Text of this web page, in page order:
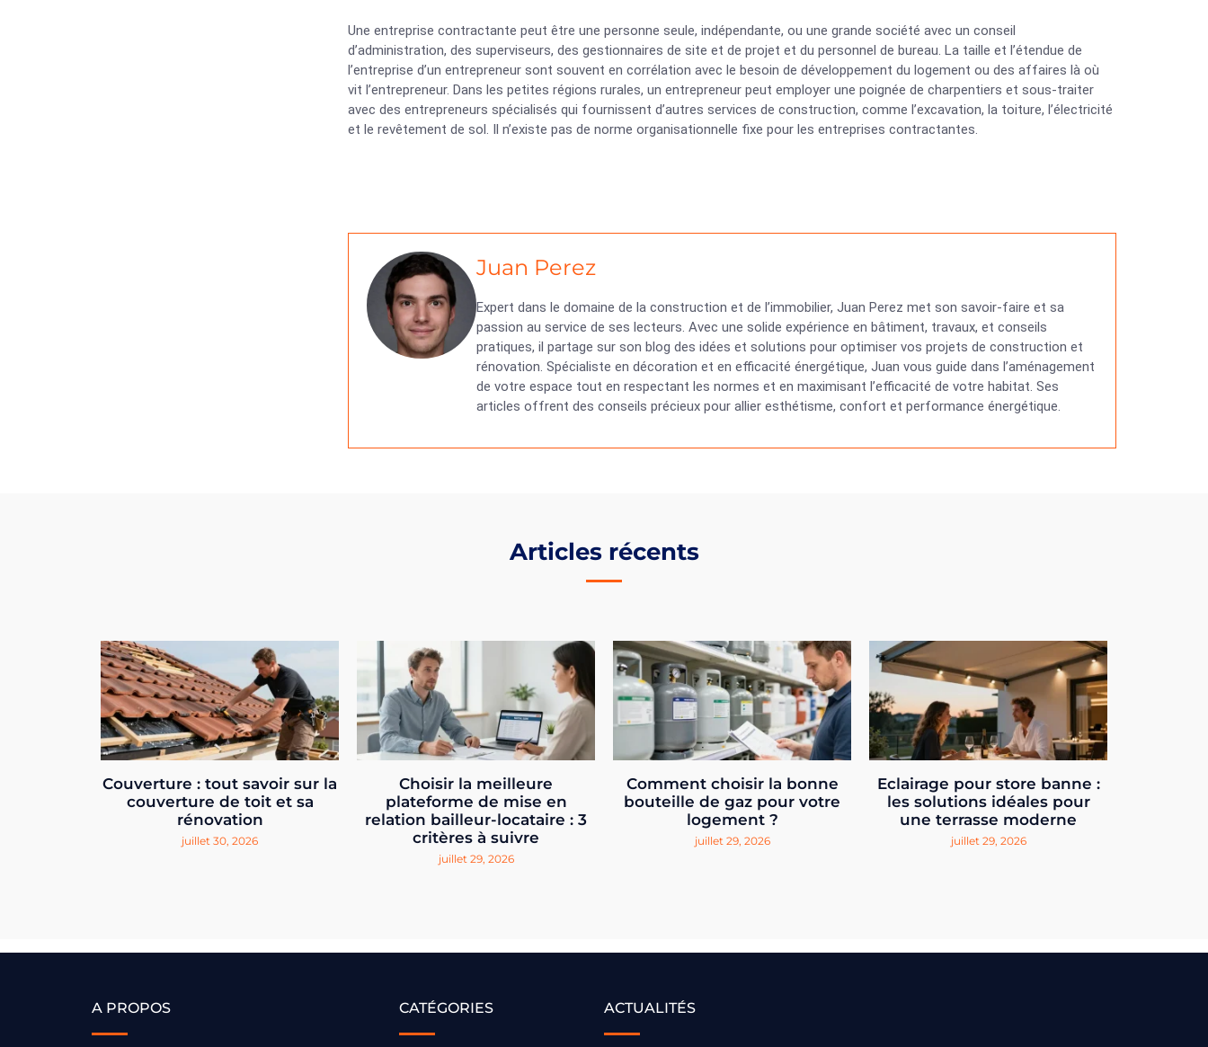
Une entreprise contractante peut être une personne seule, indépendante, ou une grande société avec un conseil
d’administration, des superviseurs, des gestionnaires de site et de projet et du personnel de bureau. La taille et l’étendue de
l’entreprise d’un entrepreneur sont souvent en corrélation avec le besoin de développement du logement ou des affaires là où
vit l’entrepreneur. Dans les petites régions rurales, un entrepreneur peut employer une poignée de charpentiers et sous-traiter
avec des entrepreneurs spécialisés qui fournissent d’autres services de construction, comme l’excavation, la toiture, l’électricité
et le revêtement de sol. Il n’existe pas de norme organisationnelle fixe pour les entreprises contractantes.
Juan Perez
Expert dans le domaine de la construction et de l’immobilier, Juan Perez met son savoir-faire et sa
passion au service de ses lecteurs. Avec une solide expérience en bâtiment, travaux, et conseils
pratiques, il partage sur son blog des idées et solutions pour optimiser vos projets de construction et
rénovation. Spécialiste en décoration et en efficacité énergétique, Juan vous guide dans l’aménagement
de votre espace tout en respectant les normes et en maximisant l’efficacité de votre habitat. Ses
articles offrent des conseils précieux pour allier esthétisme, confort et performance énergétique.
Articles récents
Couverture : tout savoir sur la
couverture de toit et sa
rénovation
juillet 30, 2026
Choisir la meilleure
plateforme de mise en
relation bailleur-locataire : 3
critères à suivre
juillet 29, 2026
Comment choisir la bonne
bouteille de gaz pour votre
logement ?
juillet 29, 2026
Eclairage pour store banne :
les solutions idéales pour
une terrasse moderne
juillet 29, 2026
A PROPOS CATÉGORIES ACTUALITÉS